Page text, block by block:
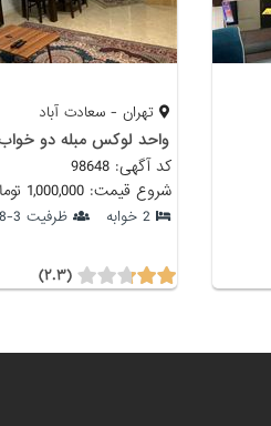
تهران - سعادت آباد
واحد لوکس مبله دو
کد آگهی: 98648
شروع قیمت: 1,000,000 تومان
2 خوابه ظرفیت 3-8 نفر
(۲.۳)